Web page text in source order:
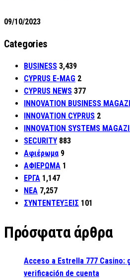
09/10/2023
Categories
BUSINESS 3,439
CYPRUS E-MAG 2
CYPRUS NEWS 377
INNOVATION BUSINESS
INNOVATION CYPRUS 2
INNOVATION SYSTEMS
SECURITY 883
Αφιέρωμα 9
ΑΦΙΕΡΩΜΑ 1
ΕΡΓΑ 1,147
ΝΕΑ 7,257
ΣΥΝΤΕΝΤΕΥΞΕΙΣ 101
Πρόσφατα άρθρα
Acceso a Estrella 777 Casino:
verificación de cuenta